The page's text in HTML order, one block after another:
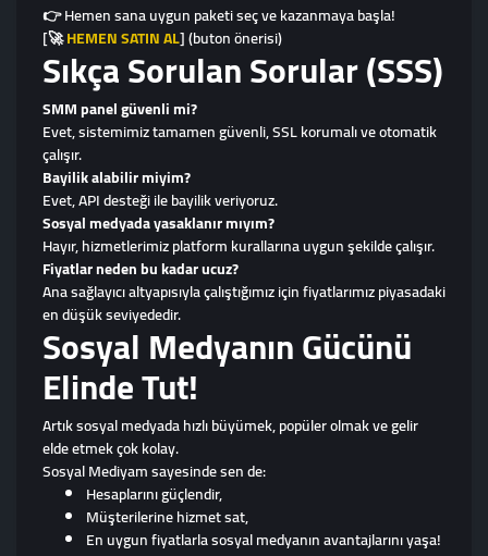
👉 Hemen sana uygun paketi seç ve kazanmaya başla!
[🚀HEMEN SATIN AL] (buton önerisi)
Sıkça Sorulan Sorular (SSS)
SMM panel güvenli mi?
Evet, sistemimiz tamamen güvenli, SSL korumalı ve otomatik
çalışır.
Bayilik alabilir miyim?
Evet, API desteği ile bayilik veriyoruz.
Sosyal medyada yasaklanır mıyım?
Hayır, hizmetlerimiz platform kurallarına uygun şekilde çalışır.
Fiyatlar neden bu kadar ucuz?
Ana sağlayıcı altyapısıyla çalıştığımız için fiyatlarımız piyasadaki
en düşük seviyededir.
Sosyal Medyanın Gücünü
Elinde Tut!
Artık sosyal medyada hızlı büyümek, popüler olmak ve gelir
elde etmek çok kolay.
Sosyal Mediyam sayesinde sen de:
Hesaplarını güçlendir,
Müşterilerine hizmet sat,
En uygun fiyatlarla sosyal medyanın avantajlarını yaşa!